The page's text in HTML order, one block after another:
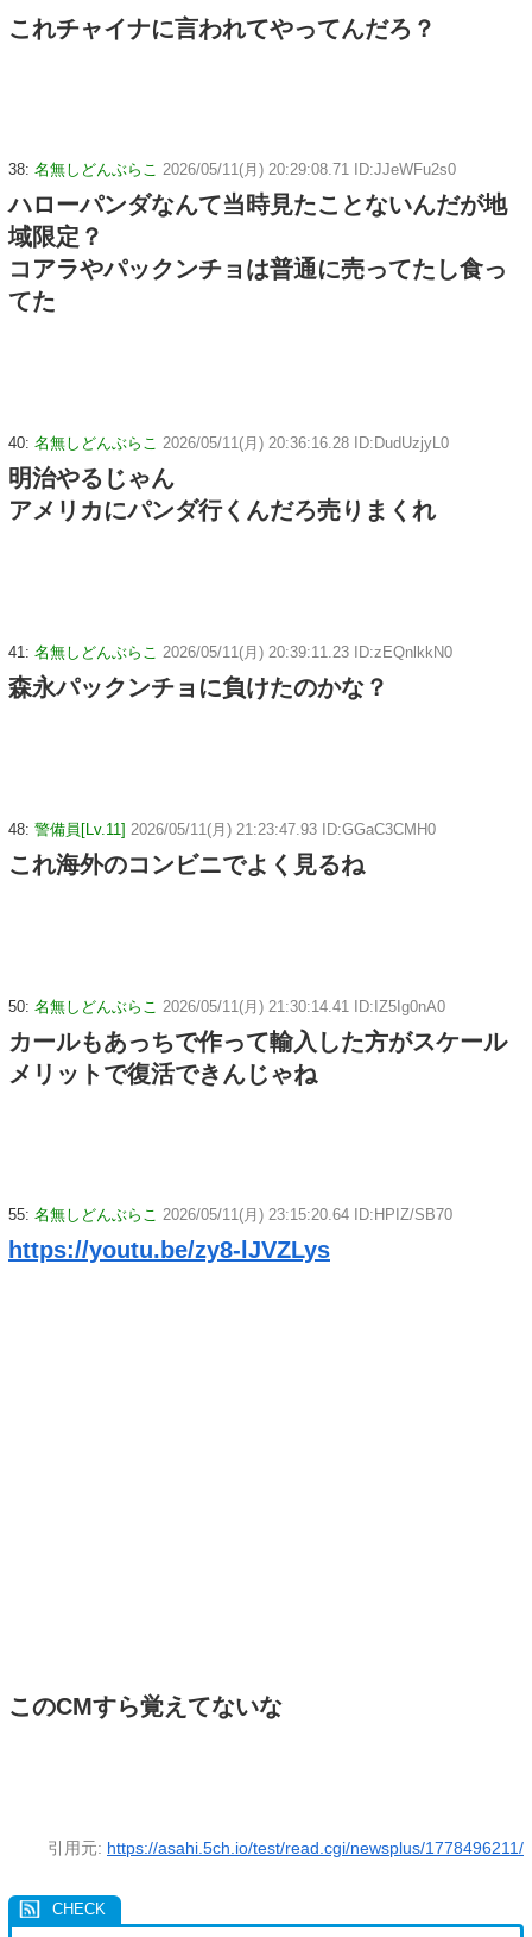
これチャイナに言われてやってんだろ？
38: 名無しどんぶらこ 2026/05/11(月) 20:29:08.71 ID:JJeWFu2s0
ハローパンダなんて当時見たことないんだが地
域限定？
コアラやパックンチョは普通に売ってたし食っ
てた
40: 名無しどんぶらこ 2026/05/11(月) 20:36:16.28 ID:DudUzjyL0
明治やるじゃん
アメリカにパンダ行くんだろ売りまくれ
41: 名無しどんぶらこ 2026/05/11(月) 20:39:11.23 ID:zEQnlkkN0
森永パックンチョに負けたのかな？
48: 警備員[Lv.11] 2026/05/11(月) 21:23:47.93 ID:GGaC3CMH0
これ海外のコンビニでよく見るね
50: 名無しどんぶらこ 2026/05/11(月) 21:30:14.41 ID:IZ5Ig0nA0
カールもあっちで作って輸入した方がスケール
メリットで復活できんじゃね
55: 名無しどんぶらこ 2026/05/11(月) 23:15:20.64 ID:HPIZ/SB70
https://youtu.be/zy8-lJVZLys
このCMすら覚えてないな
引用元: https://asahi.5ch.io/test/read.cgi/newsplus/1778496211/